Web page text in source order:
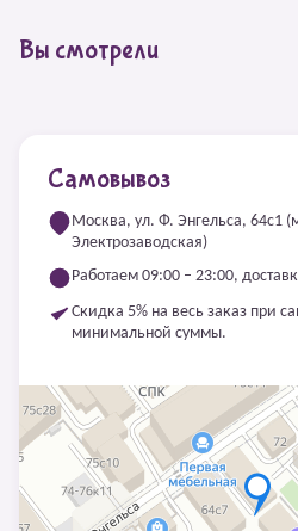
Вы смотрели
Самовывоз
Москва, ул. Ф. Энгельса, 64с1
Электрозаводская)
Работаем 09:00 – 23:00,
Скидка 5% на весь заказ при
минимальной суммы.